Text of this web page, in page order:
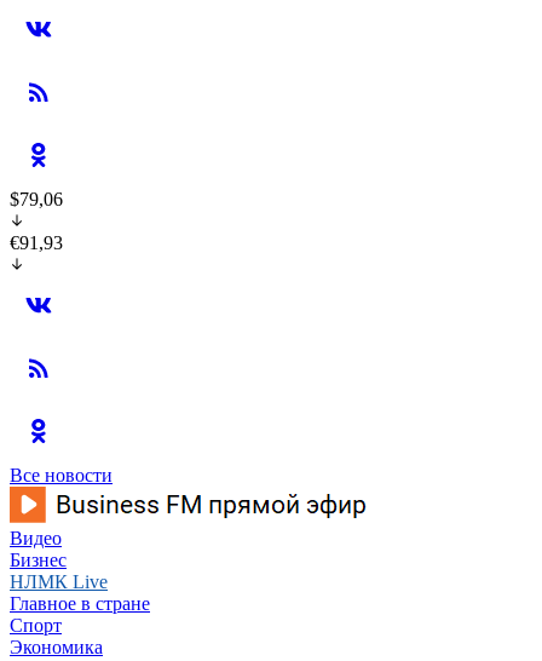
$79,06
€91,93
Все новости
Видео
Бизнес
НЛМК Live
Главное в стране
Спорт
Экономика